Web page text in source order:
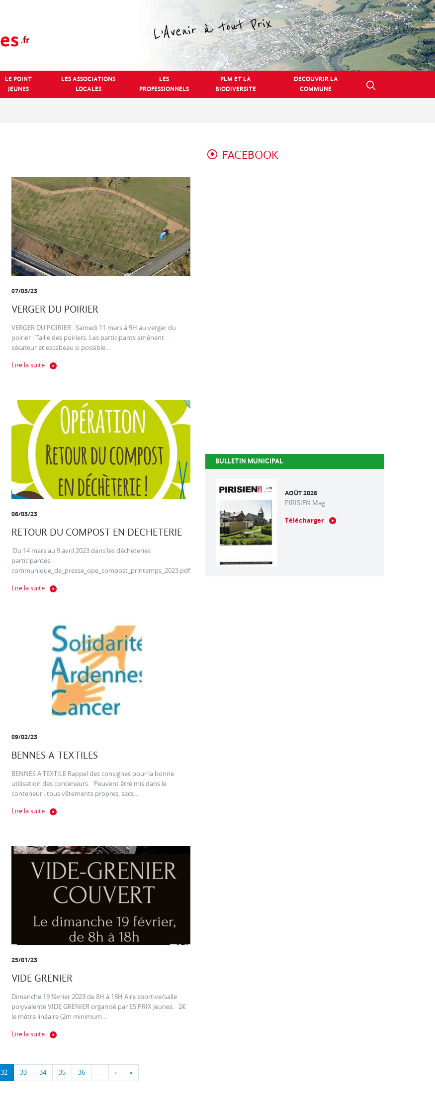
LE POINT
JEUNES
LES ASSOCIATIONS
LOCALES
LES
PROFESSIONNELS
PLM ET LA
BIODIVERSITE
DECOUVRIR LA
COMMUNE
07/03/23
VERGER DU POIRIER
VERGER DU POIRIER Samedi 11 mars à 9H au verger du
poirier : Taille des poiriers. Les participants amènent
sécateur et escabeau si possible...
Lire la suite
06/03/23
RETOUR DU COMPOST EN DECHETERIE
Du 14 mars au 9 avril 2023 dans les décheteries
participantes.
communique_de_presse_ope_compost_printemps_2023.pdf
Lire la suite
09/02/23
BENNES A TEXTILES
BENNES A TEXTILE Rappel des consignes pour la bonne
utilisation des conteneurs. Peuvent être mis dans le
conteneur : tous vêtements propres, secs...
Lire la suite
25/01/23
VIDE GRENIER
Dimanche 19 février 2023 de 8H à 18H Aire sportive/salle
polyvalente VIDE GRENIER organisé par ES'PRIX Jeunes. 2€
le mètre linéaire (2m minimum...
Lire la suite
32 33 34 35 36 … › »
FACEBOOK
BULLETIN MUNICIPAL
AOÛT 2026
PIRISIEN Mag
Télécharger